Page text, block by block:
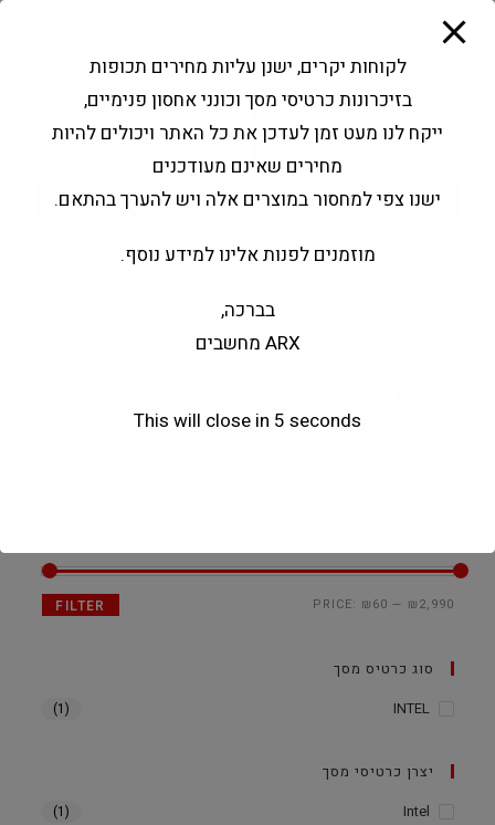
פתח סרגל נגישות
Products
search
החשבון שלי בקשה להצעה
Products
>
intel
FILTER PRICE: ₪60 — ₪2,990
סוג כרטיס מסך
INTEL
(1)
יצרן כרטיסי מסך
Intel
(1)
לקוחות יקרים, ישנן עליות מחירים תכופות
בזיכרונות כרטיסי מסך וכונני אחסון פנימיים,
ייקח לנו מעט זמן לעדכן את כל האתר ויכולים להיות
מחירים שאינם מעודכנים
ישנו צפי למחסור במוצרים אלה ויש להערך בהתאם.
מוזמנים לפנות אלינו למידע נוסף.
בברכה,
ARX מחשבים
This will close in 3 seconds